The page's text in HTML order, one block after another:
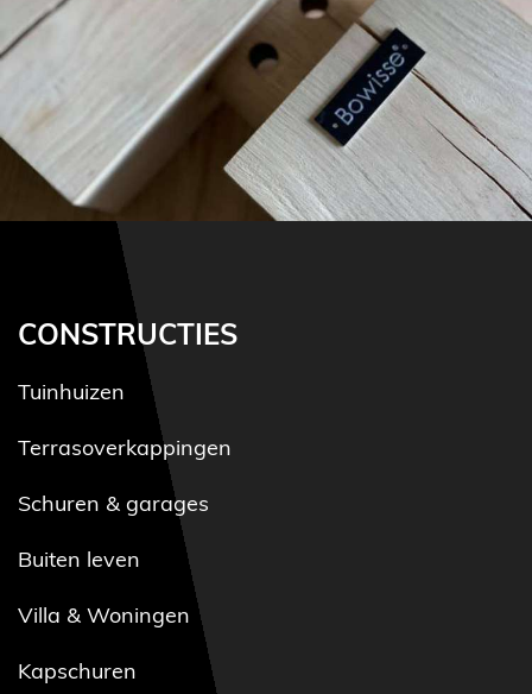
CONSTRUCTIES
Tuinhuizen
Terrasoverkappingen
Schuren & garages
Buiten leven
Villa & Woningen
Kapschuren